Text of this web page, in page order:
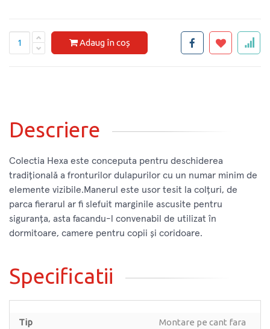
Adaug în coș
Descriere
Colectia Hexa este conceputa pentru deschiderea
tradițională a fronturilor dulapurilor cu un numar minim de
elemente vizibile.Manerul este usor tesit la colțuri, de
parca fierarul ar fi slefuit marginile ascusite pentru
siguranța, asta facandu-l convenabil de utilizat în
dormitoare, camere pentru copii și coridoare.
Specificatii
Tip
Montare pe cant fara